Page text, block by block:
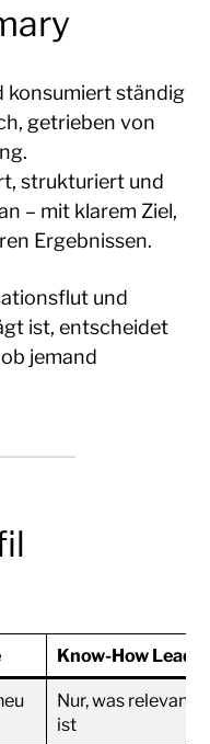
konsumiert ständig
getrieben von
strukturiert und
– mit klarem Ziel,
Ergebnissen.
und
ist, entscheidet
jemand
Know-How Leader
Nur, was relevant
ist